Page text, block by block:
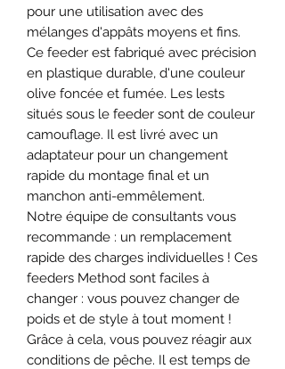
pour une utilisation avec des
mélanges d'appâts moyens et fins.
Ce feeder est fabriqué avec précision
en plastique durable, d'une couleur
olive foncée et fumée. Les lests
situés sous le feeder sont de couleur
camouflage. Il est livré avec un
adaptateur pour un changement
rapide du montage final et un
manchon anti-emmêlement.
Notre équipe de consultants vous
recommande : un remplacement
rapide des charges individuelles ! Ces
feeders Method sont faciles à
changer : vous pouvez changer de
poids et de style à tout moment !
Grâce à cela, vous pouvez réagir aux
conditions de pêche. Il est temps de